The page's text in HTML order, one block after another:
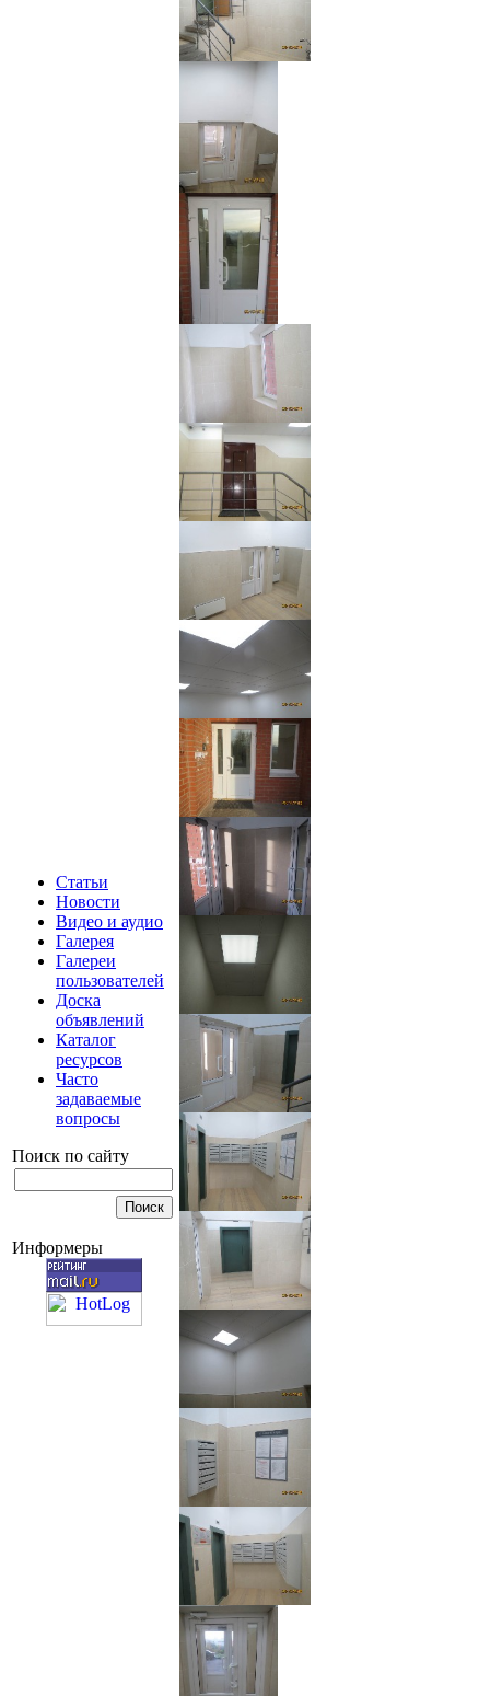
Статьи
Новости
Видео и аудио
Галерея
Галереи
пользователей
Доска
объявлений
Каталог
ресурсов
Часто
задаваемые
вопросы
Поиск по сайту
Информеры